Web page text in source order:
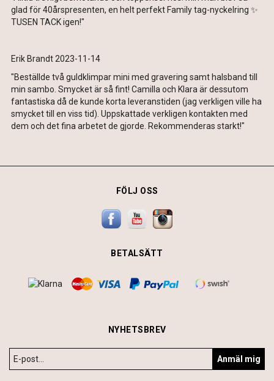
glad för 40årspresenten, en helt perfekt Family tag-nyckelring ✨️
TUSEN TACK igen!"
Erik Brandt 2023-11-14
"Beställde två guldklimpar mini med gravering samt halsband till
min sambo. Smycket är så fint! Camilla och Klara är dessutom
fantastiska då de kunde korta leveranstiden (jag verkligen ville ha
smycket till en viss tid). Uppskattade verkligen kontakten med
dem och det fina arbetet de gjorde. Rekommenderas starkt!"
BETALSÄTT
FÖLJ OSS
NYHETSBREV
Anmäl mig